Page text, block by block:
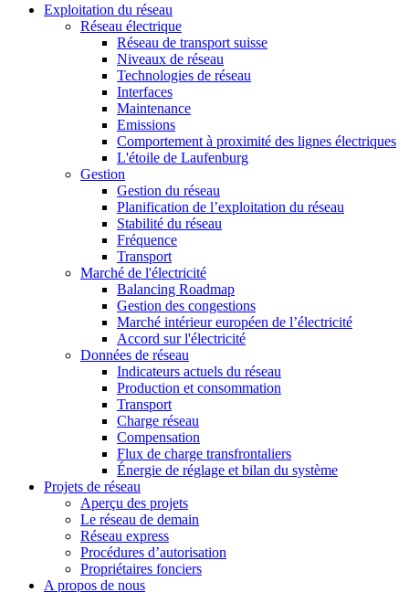
Exploitation du réseau
Réseau électrique
Réseau de transport suisse
Niveaux de réseau
Technologies de réseau
Interfaces
Maintenance
Emissions
Comportement à proximité des lignes électriques
L'étoile de Laufenburg
Gestion
Gestion du réseau
Planification de l’exploitation du réseau
Stabilité du réseau
Fréquence
Transport
Marché de l'électricité
Balancing Roadmap
Gestion des congestions
Marché intérieur européen de l’électricité
Accord sur l'électricité
Données de réseau
Indicateurs actuels du réseau
Production et consommation
Transport
Charge réseau
Compensation
Flux de charge transfrontaliers
Énergie de réglage et bilan du système
Projets de réseau
Aperçu des projets
Le réseau de demain
Réseau express
Procédures d’autorisation
Propriétaires fonciers
A propos de nous